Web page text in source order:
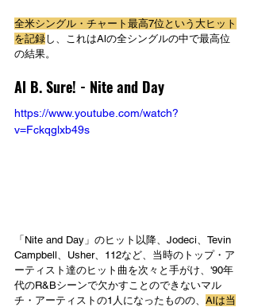
全米シングル・チャート最高7位という大ヒット
を記録し、これはAlの全シングルの中で最高位
の結果。
Al B. Sure! - Nite and Day
https://www.youtube.com/watch?
v=Fckqglxb49s
「Nite and Day」のヒット以降、Jodeci、Tevin
Campbell、Usher、112など、当時のトップ・ア
ーティスト達のヒット曲を次々と手がけ、'90年
代のR&Bシーンで欠かすことのできないマル
チ・アーティストの1人になったものの、 Alは当